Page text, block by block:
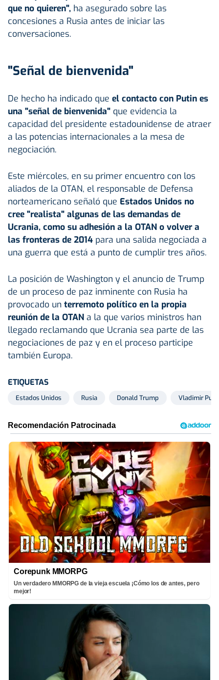
que no quieren", ha asegurado sobre las
concesiones a Rusia antes de iniciar las
conversaciones.
"Señal de bienvenida"
De hecho ha indicado que el contacto con Putin es
una "señal de bienvenida" que evidencia la
capacidad del presidente estadounidense de atraer
a las potencias internacionales a la mesa de
negociación.
Este miércoles, en su primer encuentro con los
aliados de la OTAN, el responsable de Defensa
norteamericano señaló que Estados Unidos no
cree "realista" algunas de las demandas de
Ucrania, como su adhesión a la OTAN o volver a
las fronteras de 2014 para una salida negociada a
una guerra que está a punto de cumplir tres años.
La posición de Washington y el anuncio de Trump
de un proceso de paz inminente con Rusia ha
provocado un terremoto político en la propia
reunión de la OTAN a la que varios ministros han
llegado reclamando que Ucrania sea parte de las
negociaciones de paz y en el proceso participe
también Europa.
ETIQUETAS
Estados Unidos Rusia Donald Trump Vladimir
Corepunk MMORPG
Un verdadero MMORPG de la vieja escuela ¡Cómo los de antes, pero
mejor!